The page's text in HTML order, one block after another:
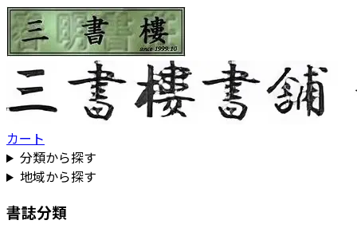
カート
分類から探す
地域から探す
書誌分類